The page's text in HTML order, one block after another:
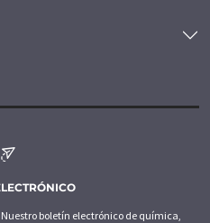
boletín electrónico de química,